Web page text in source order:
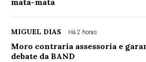
mata-mata
MIGUEL DIAS Há 2 horas
Moro contraria assessoria e
debate da BAND